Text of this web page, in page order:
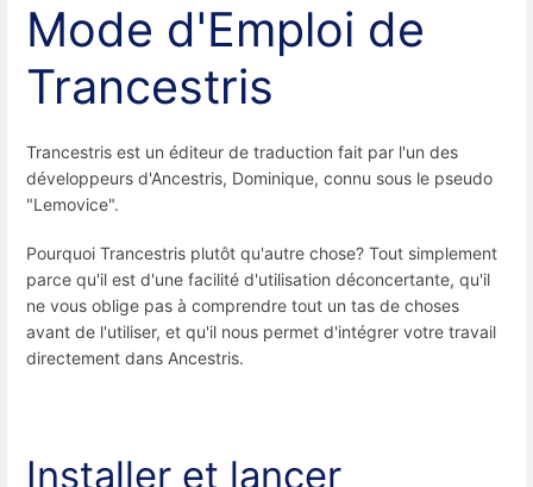
Mode d'Emploi de
Trancestris
Trancestris est un éditeur de traduction fait par l'un des
développeurs d'Ancestris, Dominique, connu sous le pseudo
"Lemovice".
Pourquoi Trancestris plutôt qu'autre chose? Tout simplement
parce qu'il est d'une facilité d'utilisation déconcertante, qu'il
ne vous oblige pas à comprendre tout un tas de choses
avant de l'utiliser, et qu'il nous permet d'intégrer votre travail
directement dans Ancestris.
Installer et lancer